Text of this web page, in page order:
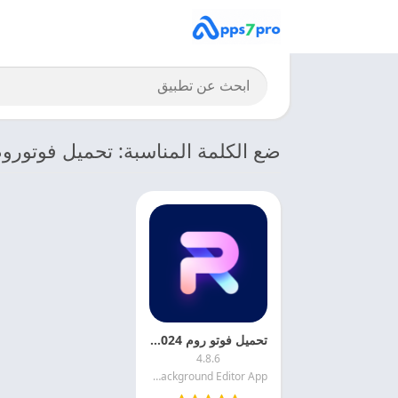
ضع الكلمة المناسبة: تحميل
تحميل فوتو روم 2024 PhotoRoom Pro للاندرويد اخر اصدار مجانا
4.8.6
PhotoRoom Background Editor App